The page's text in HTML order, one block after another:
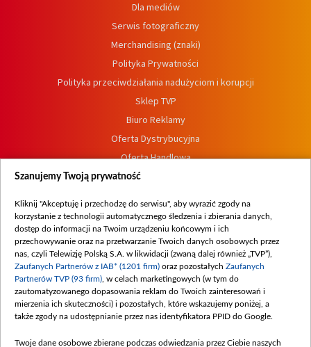
Dla mediów
Serwis fotograficzny
Merchandising (znaki)
Polityka Prywatności
Polityka przeciwdziałania nadużyciom i korupcji
Sklep TVP
Biuro Reklamy
Oferta Dystrybucyjna
Oferta Handlowa
Dostępność
Procedura zgłoszeń wewnętrznych
Szanujemy Twoją prywatność
Kliknij "Akceptuję i przechodzę do serwisu", aby wyrazić zgody na
korzystanie z technologii automatycznego śledzenia i zbierania danych,
dostęp do informacji na Twoim urządzeniu końcowym i ich
przechowywanie oraz na przetwarzanie Twoich danych osobowych przez
nas, czyli Telewizję Polską S.A. w likwidacji (zwaną dalej również „TVP”),
Zaufanych Partnerów z IAB* (1201 firm) oraz pozostałych Zaufanych
Partnerów TVP (93 firm) , w celach marketingowych (w tym do
zautomatyzowanego dopasowania reklam do Twoich zainteresowań i
mierzenia ich skuteczności) i pozostałych, które wskazujemy poniżej, a
także zgody na udostępnianie przez nas identyfikatora PPID do Google.
Twoje dane osobowe zbierane podczas odwiedzania przez Ciebie naszych